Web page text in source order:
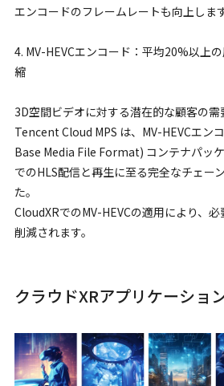
エンコードのフレームレートも向上します
4. MV-HEVCエンコード：平均20%以上
縮
3D空間ビデオに対する潜在的な顧客の需
Tencent Cloud MPS は、MV-HEVCエン
Base Media File Format) コンテナパッ
でのHLS配信と再生に至る完全なチェー
た。
CloudXRでのMV-HEVCの適用により、
削減されます。
クラウドXRアプリケーショ